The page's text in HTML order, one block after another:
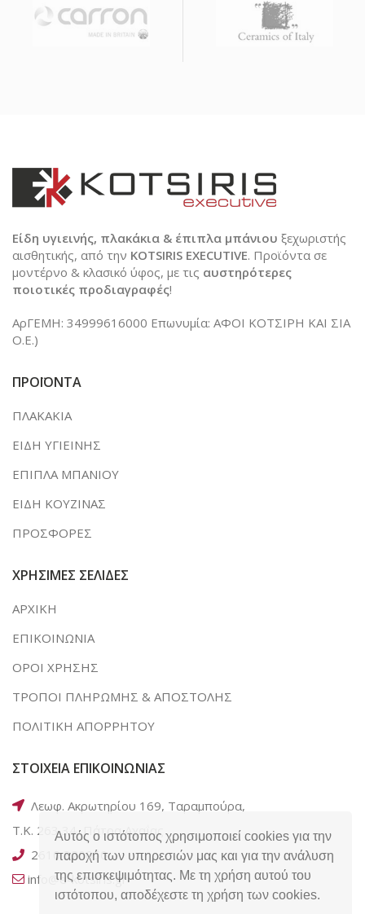
Αυτός ο ιστότοπος χρησιμοποιεί cookies για την
παροχή των υπηρεσιών μας και για την ανάλυση
της επισκεψιμότητας. Με τη χρήση αυτού του
ιστότοπου, αποδέχεστε τη χρήση των cookies.
Είδη υγιεινής, πλακάκια & έπιπλα μπάνιου ξεχωριστής
αισθητικής, από την KOTSIRIS EXECUTIVE. Προϊόντα σε
μοντέρνο & κλασικό ύφος, με τις αυστηρότερες
ποιοτικές προδιαγραφές!
ΑρΓΕΜΗ: 34999616000 Επωνυμία: ΑΦΟΙ ΚΟΤΣΙΡΗ ΚΑΙ ΣΙΑ
Ο.Ε.)
ΠΡΟΪΟΝΤΑ
ΠΛΑΚΑΚΙΑ
ΕΙΔΗ ΥΓΙΕΙΝΗΣ
ΕΠΙΠΛΑ ΜΠΑΝΙΟΥ
ΕΙΔΗ ΚΟΥΖΙΝΑΣ
ΠΡΟΣΦΟΡΕΣ
ΧΡΗΣΙΜΕΣ ΣΕΛΙΔΕΣ
ΑΡΧΙΚΗ
ΕΠΙΚΟΙΝΩΝΙΑ
ΟΡΟΙ ΧΡΗΣΗΣ
ΤΡΟΠΟΙ ΠΛΗΡΩΜΗΣ & ΑΠΟΣΤΟΛΗΣ
ΠΟΛΙΤΙΚΗ ΑΠΟΡΡΗΤΟΥ
ΣΤΟΙΧΕΙΑ ΕΠΙΚΟΙΝΩΝΙΑΣ
Λεωφ. Ακρωτηρίου 169, Ταραμπούρα,
Τ.Κ. 263 34, Πάτρα Αχαΐας
2610 320050
info@e-kotsiris.gr